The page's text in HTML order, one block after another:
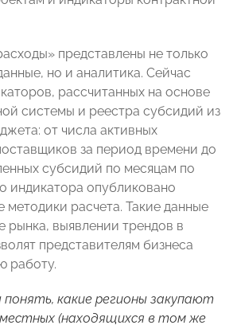
представлены не только
но и аналитика. Сейчас
рассчитанных на основе
системы и реестра субсидий из
от числа активных
за период времени до
субсидий по месяцам по
индикатора опубликовано
методики расчета. Такие данные
рынка, выявлении трендов в
представителям бизнеса
работу.
какие регионы закупают
(находящихся в том же